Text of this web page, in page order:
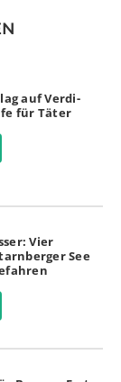
auf Verdi-
für Täter
Vier
See